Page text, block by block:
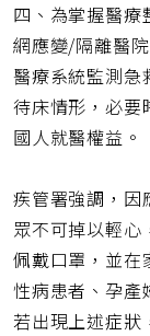
四、為掌握醫療
網應變/隔離醫
醫療系統監測急
待床情形，必要
國人就醫權益。
疾管署強調，因
眾不可掉以輕心
佩戴口罩，並在
性病患者、孕產
若出現上述症狀